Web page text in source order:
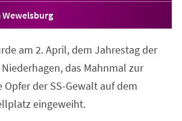
am 2. April, dem Jahrestag der
das Mahnmal zur
Opfer der SS-Gewalt auf dem
eingeweiht.